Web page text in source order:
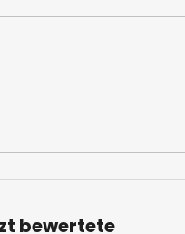
bewertete